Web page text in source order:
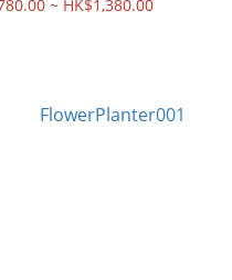
~ HK$1,380.00